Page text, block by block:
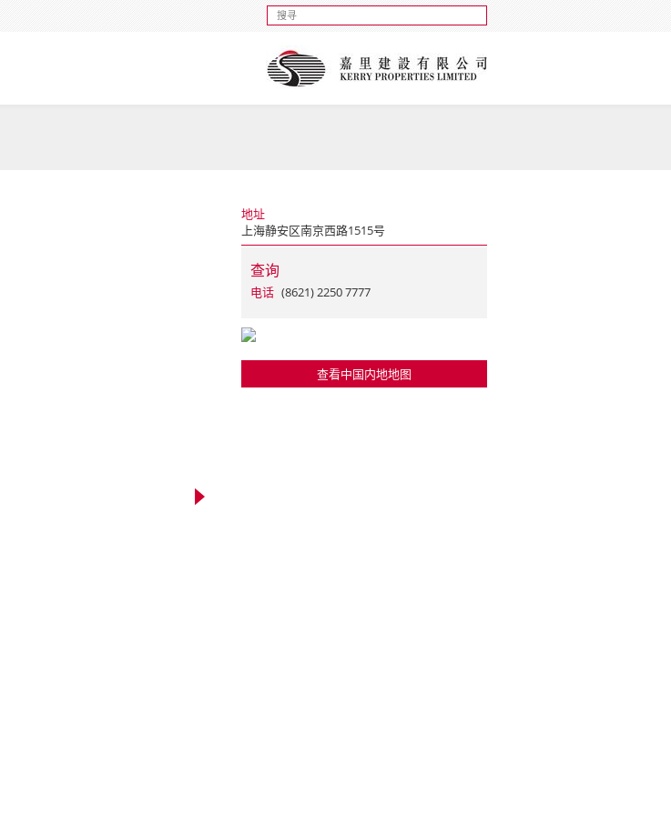
地址
上海静安区南京西路1515号
查询
电话 (8621) 2250 7777
查看中国内地地图